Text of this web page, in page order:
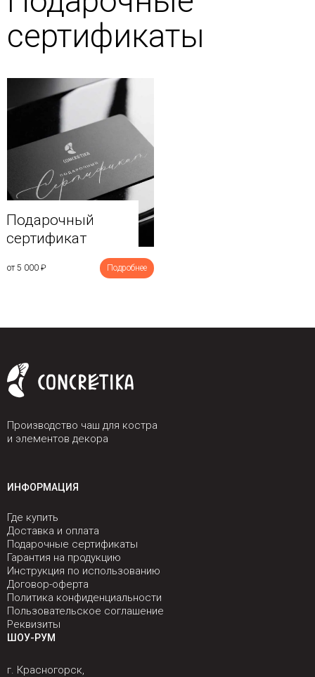
сертификаты
Подарочный
сертификат
от 5 000 ₽ Подробнее
Производство чаш для костра
и элементов декора
ИНФОРМАЦИЯ
Где купить
Доставка и оплата
Подарочные сертификаты
Гарантия на продукцию
Инструкция по использованию
Договор-оферта
Политика конфиденциальности
Пользовательское соглашение
Реквизиты
ШОУ-РУМ
г. Красногорск,